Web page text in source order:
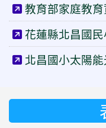
教育部家庭教
花蓮縣北昌國
北昌國小太陽